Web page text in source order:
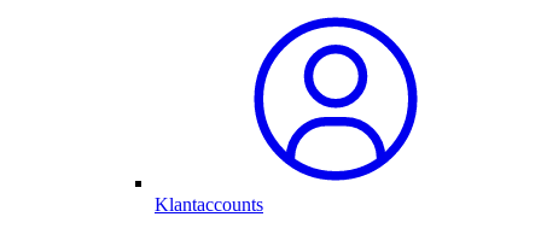
Klantaccounts